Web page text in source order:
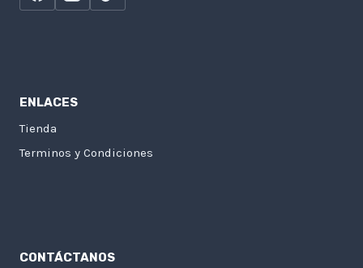
ENLACES
Tienda
Terminos y Condiciones
CONTÁCTANOS